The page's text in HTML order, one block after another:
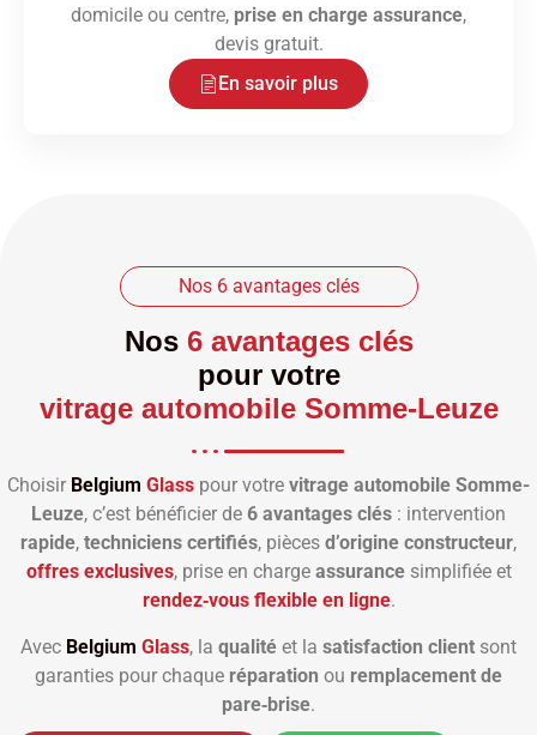
domicile ou centre, prise en charge assurance,
devis gratuit.
En savoir plus
Nos 6 avantages clés
Nos 6 avantages clés
pour votre
vitrage automobile Somme-Leuze
Choisir Belgium Glass pour votre vitrage automobile Somme-
Leuze, c’est bénéficier de 6 avantages clés : intervention
rapide, techniciens certifiés, pièces d’origine constructeur,
offres exclusives, prise en charge assurancesimplifiée et
rendez‑vous flexible en ligne.
Avec Belgium Glass, la qualité et la satisfaction client sont
garanties pour chaque réparation ou remplacement de
pare‑brise.